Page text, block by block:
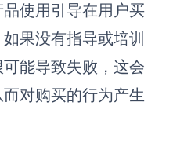
品使用引导在用户买
果没有指导或培训
能导致失败，这会
对购买的行为产生